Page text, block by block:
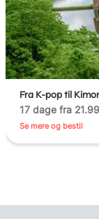
Fra K-pop til
17 dage fra
Se mere og bestil